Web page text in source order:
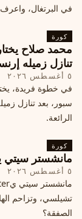
في البرتغال،
كورة
تنازل زميله
٥ أغسطس ٢٠٢٦
سبور، بعد تنازل
الرائعة.
كورة
مانشستر سيتي
٥ أغسطس ٢٠٢٦
تشيلسي، وتزاحم
الصفقة؟